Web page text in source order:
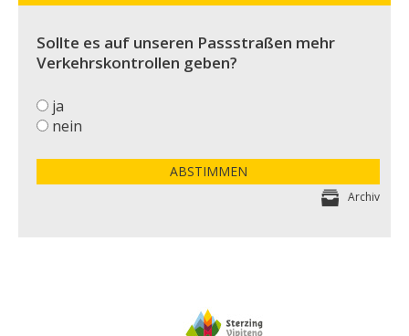
Sollte es auf unseren Passstraßen mehr
Verkehrskontrollen geben?
ja
nein
ABSTIMMEN
Archiv